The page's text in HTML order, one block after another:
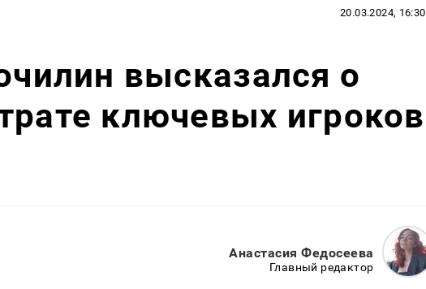
20.03.2024, 16:30
высказался о
ключевых игроков
Анастасия Федосеева
Главный редактор